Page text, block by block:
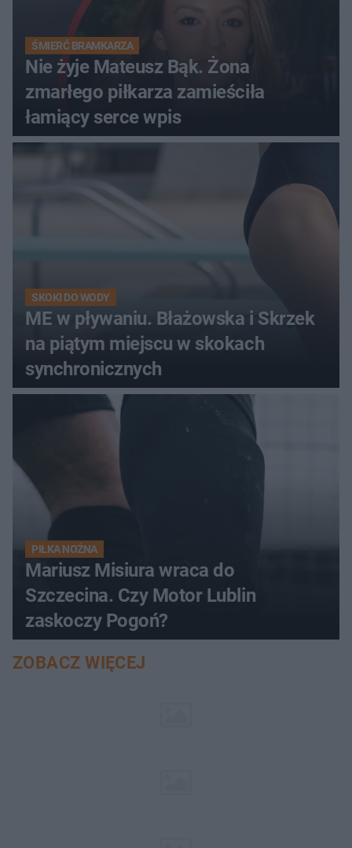
ŚMIERĆ BRAMKARZA
Nie żyje Mateusz Bąk. Żona
zmarłego piłkarza zamieściła
łamiący serce wpis
SKOKI DO WODY
ME w pływaniu. Błażowska i Skrzek
na piątym miejscu w skokach
synchronicznych
PIŁKA NOŻNA
Mariusz Misiura wraca do
Szczecina. Czy Motor Lublin
zaskoczy Pogoń?
ZOBACZ WIĘCEJ